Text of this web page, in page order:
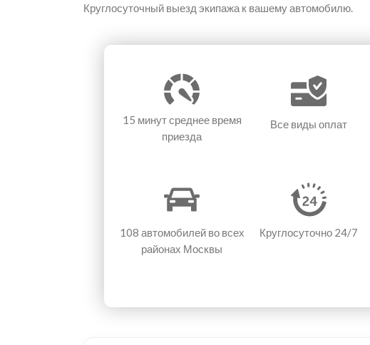
Круглосуточный выезд экипажа к вашему автомобилю.
15 минутсреднее время
приезда
Все виды оплат
108 автомобилей во всех
районах Москвы
Круглосуточно 24/7